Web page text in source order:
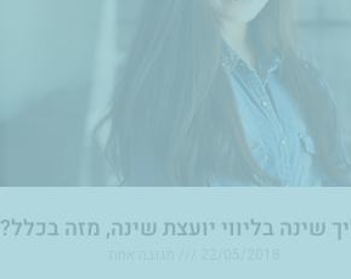
שינה בליווי יועצת שינה, מזה בכלל?